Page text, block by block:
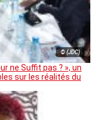
© (JDC)
ne Suffit pas ? », un
sur les réalités du